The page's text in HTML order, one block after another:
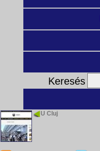
Keresés
U Cluj